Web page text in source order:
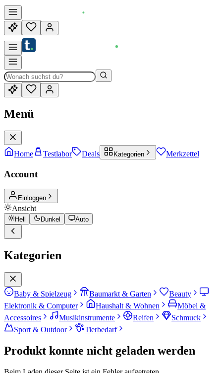
Menü
Home Testlabor Deals Kategorien Merkzettel
Account
Einloggen
Ansicht
Hell Dunkel Auto
Kategorien
Baby & Spielzeug Baumarkt & Garten
Beauty
Elektronik & Computer
Haushalt & Wohnen
Möbel &
Accessoires
Musikinstrumente Reifen
Schmuck
Sport & Outdoor
Tierbedarf
Produkt konnte nicht geladen werden